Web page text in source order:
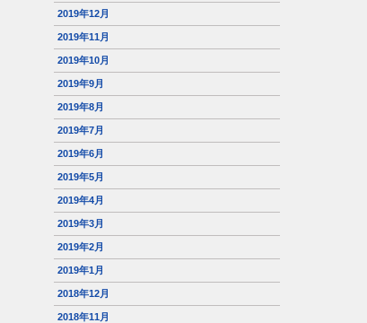
2019年12月
2019年11月
2019年10月
2019年9月
2019年8月
2019年7月
2019年6月
2019年5月
2019年4月
2019年3月
2019年2月
2019年1月
2018年12月
2018年11月